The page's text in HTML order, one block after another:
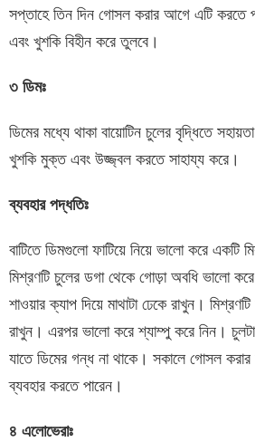
সপ্তাহে তিন দিন গোসল করার আগে এটি করতে
এবং খুশকি বিহীন করে তুলবে।
৩ ডিমঃ
ডিমের মধ্যে থাকা বায়োটিন চুলের বৃদ্ধিতে
খুশকি মুক্ত এবং উজ্জ্বল করতে সাহায্য করে।
ব্যবহার পদ্ধতিঃ
বাটিতে ডিমগুলো ফাটিয়ে নিয়ে ভালো করে একটি
মিশ্রণটি চুলের ডগা থেকে গোড়া অবধি ভালো
শাওয়ার ক্যাপ দিয়ে মাথাটা ঢেকে রাখুন।
রাখুন। এরপর ভালো করে শ্যাম্পু করে নিন।
যাতে ডিমের গন্ধ না থাকে। সকালে গোসল
ব্যবহার করতে পারেন।
৪ এলোভেরাঃ